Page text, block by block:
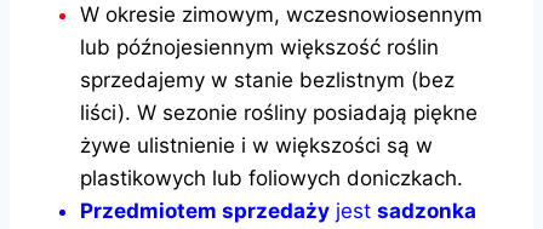
W okresie zimowym, wczesnowiosennym
lub późnojesiennym większość roślin
sprzedajemy w stanie bezlistnym (bez
liści). W sezonie rośliny posiadają piękne
żywe ulistnienie i w większości są w
plastikowych lub foliowych doniczkach.
Przedmiotem sprzedaży jest sadzonka